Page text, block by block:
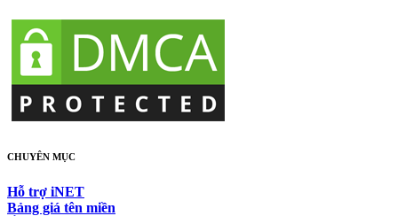
CHUYÊN MỤC
Hỗ trợ iNET
Bảng giá tên miền